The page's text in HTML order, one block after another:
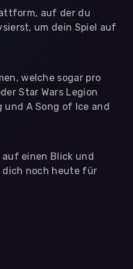
auf der du
um dein Spiel auf
welche sogar pro
Star Wars Legion
und A Song of Ice and
auf einen Blick und
dich noch heute für